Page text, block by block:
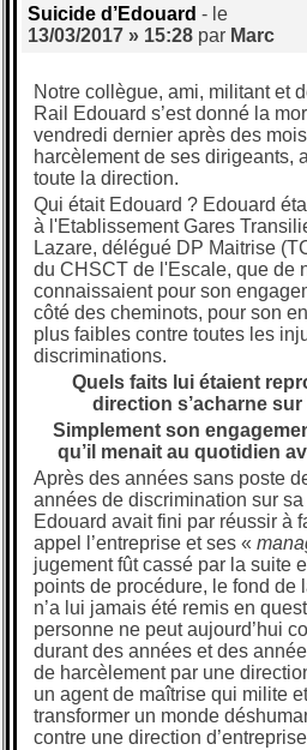
Suicide d’Edouard - le
13/03/2017 » 15:28par Marc
Notre collègue, ami, militant et
Rail Edouard s’est donné la
vendredi dernier après des
harcèlement de ses dirigeants,
toute la direction.
Qui était Edouard ? Edouard
à l'Etablissement Gares
Lazare, délégué DP Maitrise
du CHSCT de l'Escale, que de
connaissaient pour son
côté des cheminots, pour son
plus faibles contre toutes les
discriminations.
Quels faits lui étaient
direction s’acharne
Simplement son
qu’il menait au quotidien
Après des années sans poste
années de discrimination sur
Edouard avait fini par réussir à
appel l’entreprise et ses «
jugement fût cassé par la suite
points de procédure, le fond de
n’a lui jamais été remis en
personne ne peut aujourd’hui
durant des années et des
de harcèlement par une
un agent de maîtrise qui milite
transformer un monde
contre une direction